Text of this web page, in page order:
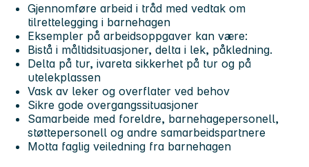
Gjennomføre arbeid i tråd med vedtak om
tilrettelegging i barnehagen
Eksempler på arbeidsoppgaver kan være:
Bistå i måltidsituasjoner, delta i lek, påkledning.
Delta på tur, ivareta sikkerhet på tur og på
utelekplassen
Vask av leker og overflater ved behov
Sikre gode overgangssituasjoner
Samarbeide med foreldre, barnehagepersonell,
støttepersonell og andre samarbeidspartnere
Motta faglig veiledning fra barnehagen